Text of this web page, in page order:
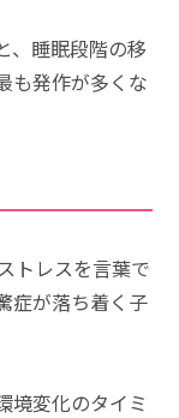
、睡眠段階の移
も発作が多くな
トレスを言葉で
症が落ち着く子
境変化のタイミ